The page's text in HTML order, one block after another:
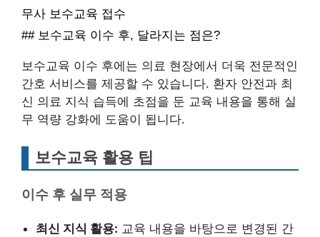
무사 보수교육 접수
## 보수교육 이수 후, 달라지는 점은?
보수교육 이수 후에는 의료 현장에서 더욱 전문적인
간호 서비스를 제공할 수 있습니다. 환자 안전과 최
신 의료 지식 습득에 초점을 둔 교육 내용을 통해 실
무 역량 강화에 도움이 됩니다.
보수교육 활용 팁
이수 후 실무 적용
최신 지식 활용: 교육 내용을 바탕으로 변경된 간